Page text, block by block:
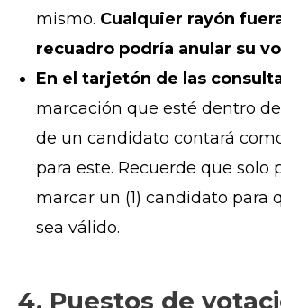
mismo. Cualquier rayón
recuadro podría anular su
En el tarjetón de las
marcación que esté dentro
de un candidato contará
para este. Recuerde que solo
marcar un (1) candidato para
sea válido.
4. Puestos de